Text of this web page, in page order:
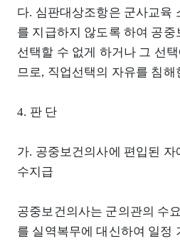
다. 심판대상조항은 군사교육
를 지급하지 않도록 하여 공
선택할 수 없게 하거나 그 선
므로, 직업선택의 자유를 침해
4. 판 단
가. 공중보건의사에 편입된
수지급
공중보건의사는 군의관의 수
를 실역복무에 대신하여 일정